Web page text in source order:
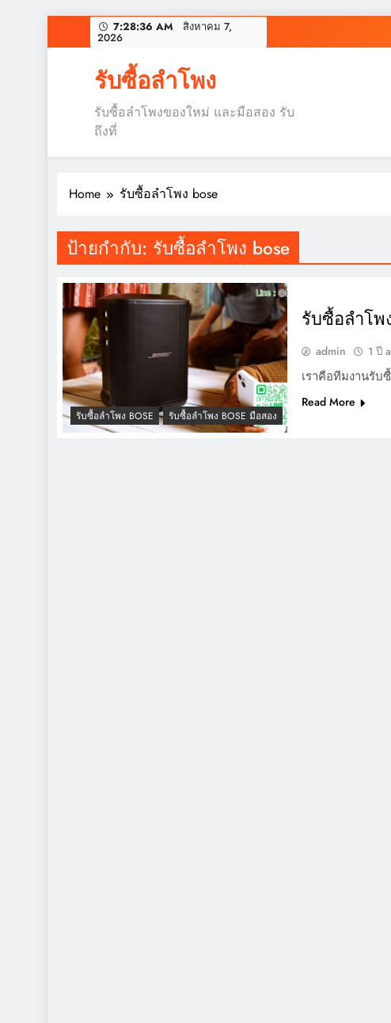
to
7:28:37 AM สิงหาคม 7, 2026
รับซื้อลำโพง
รับซื้อลำโพงของใหม่ และมือสอง รับ
ถึงที่
Home รับซื้อลำโพง bose
ป้ายกำกับ: รับซื้อลำโพง bose
รับซื้อลำโพง BOSE รับซื้อลำโพง BOSE มือสอง
รับซื้อลำโพ
admin 1 ปี
เราคือทีมงานรับ
Read More